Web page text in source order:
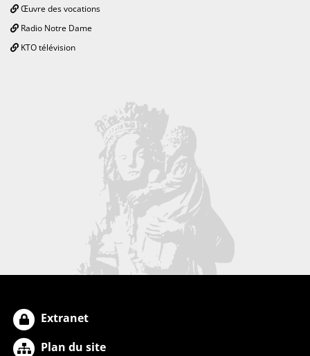
Œuvre des vocations
Radio Notre Dame
KTO télévision
Extranet
Plan du site